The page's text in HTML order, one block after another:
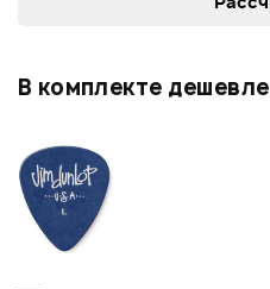
В комплекте дешевле